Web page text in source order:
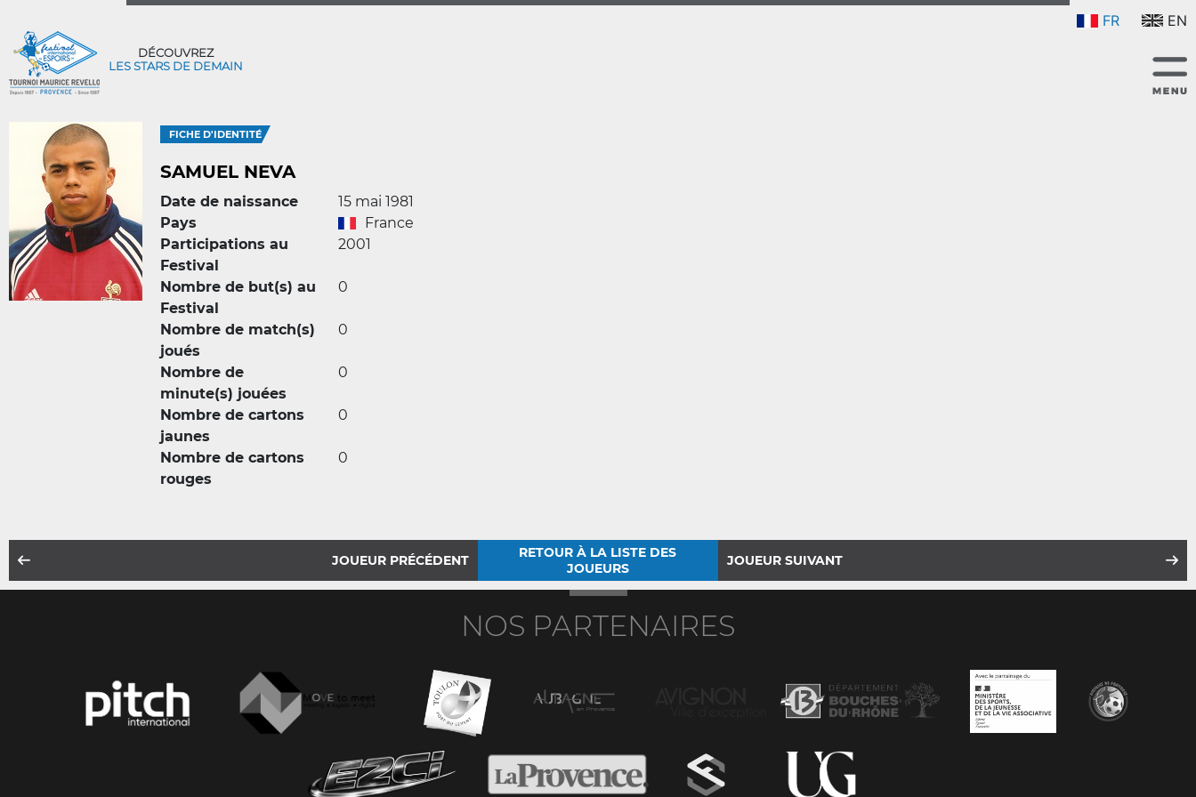
FR EN
DÉCOUVREZ
LES STARS DE DEMAIN
FICHE D'IDENTITÉ
SAMUEL NEVA
Date de naissance
15 mai 1981
Pays
France
Participations au
Festival
2001
Nombre de but(s) au
Festival
0
Nombre de match(s)
joués
0
Nombre de
minute(s) jouées
0
Nombre de cartons
jaunes
0
Nombre de cartons
rouges
0
JOUEUR PRÉCÉDENT
RETOUR À LA LISTE DES
JOUEURS
JOUEUR SUIVANT
NOS PARTENAIRES